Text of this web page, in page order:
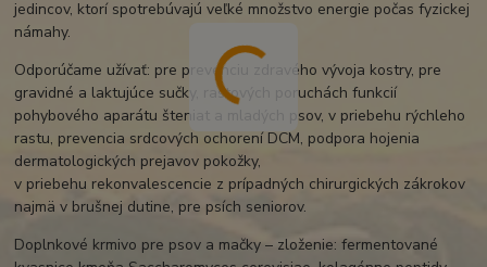
jedincov, ktorí spotrebúvajú veľké množstvo energie počas fyzickej
námahy.
Odporúčame užívať: pre prevenciu zdravého vývoja kostry, pre
gravidné a laktujúce sučky, rastových poruchách funkcií
pohybového aparátu šteniat a mladých psov, v priebehu rýchleho
rastu, prevencia srdcových ochorení DCM, podpora hojenia
dermatologických prejavov pokožky,
v priebehu rekonvalescencie z prípadných chirurgických zákrokov
najmä v brušnej dutine, pre psích seniorov.
Doplnkové krmivo pre psov a mačky – zloženie: fermentované